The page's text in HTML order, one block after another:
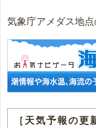
気象庁アメダス地
［天気予報の更